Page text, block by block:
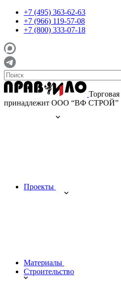
+7 (495) 363-62-63
+7 (966) 119-57-08
+7 (800) 333-07-18
принадлежит ООО “ВФ СТРОЙ”
Проекты
Материалы
Строительство